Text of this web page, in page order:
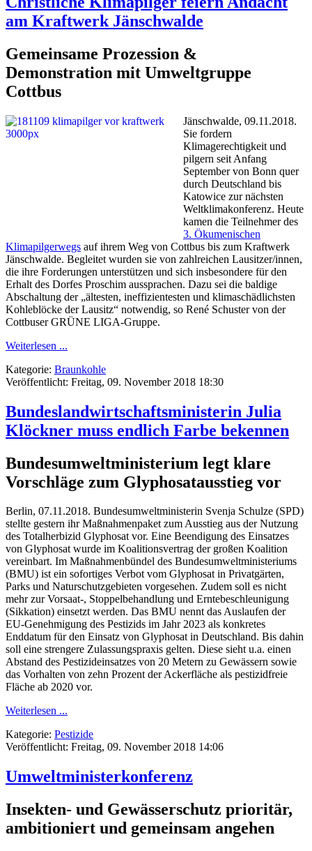
am Kraftwerk Jänschwalde
Gemeinsame Prozession &
Demonstration mit Umweltgruppe
Cottbus
Jänschwalde, 09.11.2018.
Sie fordern
Klimagerechtigkeit und
pilgern seit Anfang
September von Bonn quer
durch Deutschland bis
Katowice zur nächsten
Weltklimakonferenz. Heute
kamen die Teilnehmer des
3. Ökumenischen
Klimapilgerwegs auf ihrem Weg von Cottbus bis zum Kraftwerk
Jänschwalde. Begleitet wurden sie von zahlreichen Lausitzer/innen,
die ihre Forderungen unterstützen und sich insbesondere für den
Erhalt des Dorfes Proschim aussprachen. Dazu sei die baldige
Abschaltung der „ältesten, ineffizientesten und klimaschädlichsten
Kohleblöcke der Lausitz“ notwendig, so René Schuster von der
Cottbuser GRÜNE LIGA-Gruppe.
Weiterlesen ...
Kategorie: Braunkohle
Veröffentlicht: Freitag, 09. November 2018 18:30
Bundeslandwirtschaftsministerin Julia
Klöckner muss endlich Farbe bekennen
Bundesumweltministerium legt klare
Vorschläge zum Glyphosatausstieg vor
Berlin, 07.11.2018. Bundesumweltministerin Svenja Schulze (SPD)
stellte gestern ihr Maßnahmenpaket zum Ausstieg aus der Nutzung
des Totalherbizid Glyphosat vor. Eine Beendigung des Einsatzes
von Glyphosat wurde im Koalitionsvertrag der großen Koalition
vereinbart. Im Maßnahmenbündel des Bundesumweltministeriums
(BMU) ist ein sofortiges Verbot vom Glyphosat in Privatgärten,
Parks und Naturschutzgebieten vorgesehen. Zudem soll es nicht
mehr zur Vorsaat-, Stoppelbehandlung und Erntebeschleunigung
(Sikkation) einsetzt werden. Das BMU nennt das Auslaufen der
EU-Genehmigung des Pestizids im Jahr 2023 als konkretes
Enddatum für den Einsatz von Glyphosat in Deutschland. Bis dahin
soll eine strengere Zulassungspraxis gelten. Diese sieht u.a. einen
Abstand des Pestizideinsatzes von 20 Metern zu Gewässern sowie
das Vorhalten von zehn Prozent der Ackerfläche als pestizidfreie
Fläche ab 2020 vor.
Weiterlesen ...
Kategorie: Pestizide
Veröffentlicht: Freitag, 09. November 2018 14:06
Umweltministerkonferenz
Insekten- und Gewässerschutz prioritär,
ambitioniert und gemeinsam angehen